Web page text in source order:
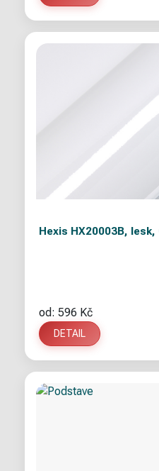
Hexis HX20003B,
od: 596 Kč
DETAIL